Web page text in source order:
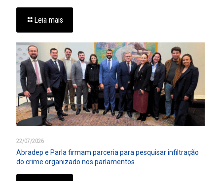
Leia mais
22/07/2026
Abradep e Parla firmam parceria para pesquisar infiltração
do crime organizado nos parlamentos